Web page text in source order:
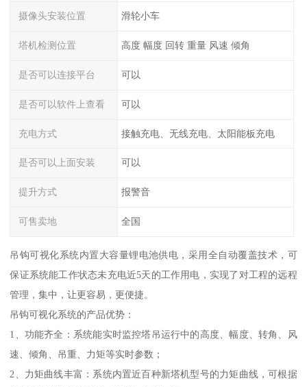
摄像头安装位置 滑轮小车
塔机检测位置 高度 幅度 回转 重量 风速 倾角
是否可以连接平台 可以
是否可以软件上查看 可以
充电方式 接触充电、无线充电、太阳能板充电
是否可以上面安装 可以
提升方式 报警音
可售卖地 全国
吊钩可视化系统内置大容量锂电池供电，采用全自动覆盖技术，可
保证系统能工作状态未充电近5天的工作用电，实现了对工程的远程
管理，集中，让更容易，更便捷。
吊钩可视化系统的产品优势：
1、功能齐全：系统能实时监控塔吊运行中的高度、幅度、转角、风
速、倾角、吊重、力矩等实时参数；
2、力矩曲线丰富：系统内置近百种新塔机型号的力矩曲线，可根据